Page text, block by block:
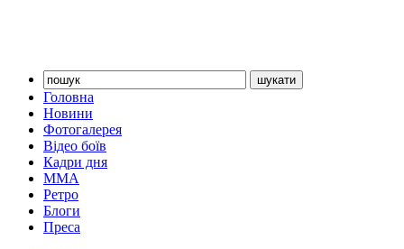
Головна
Новини
Фотогалерея
Відео боїв
Кадри дня
ММА
Ретро
Блоги
Преса